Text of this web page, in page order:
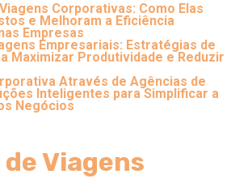
Corporativas: Como Elas
e Melhoram a Eficiência
Empresas
Empresariais: Estratégias de
Maximizar Produtividade e Reduzir
Através de Agências de
Inteligentes para Simplificar a
Negócios
Viagens